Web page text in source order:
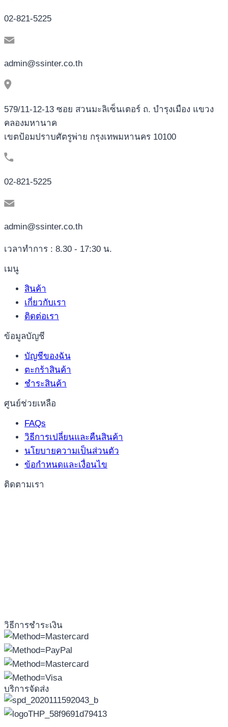
02-821-5225
admin@ssinter.co.th
579/11-12-13 ซอย สวนมะลิเซ็นเตอร์ ถ. บำรุงเมือง แขวง
คลองมหานาค
เขตป้อมปราบศัตรูพ่าย กรุงเทพมหานคร 10100
02-821-5225
admin@ssinter.co.th
เวลาทำการ : 8.30 - 17:30 น.
เมนู
สินค้า
เกี่ยวกับเรา
ติดต่อเรา
ข้อมูลบัญชี
บัญชีของฉัน
ตะกร้าสินค้า
ชำระสินค้า
ศูนย์ช่วยเหลือ
FAQs
วิธีการเปลี่ยนและคืนสินค้า
นโยบายความเป็นส่วนตัว
ข้อกำหนดและเงื่อนไข
ติดตามเรา
วิธีการชำระเงิน
บริการจัดส่ง